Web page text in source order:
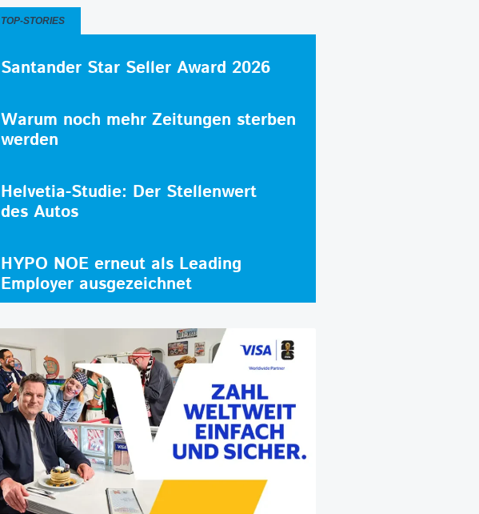
TOP-STORIES
Santander Star Seller Award 2026
Warum noch mehr Zeitungen sterben
werden
Helvetia-Studie: Der Stellenwert
des Autos
HYPO NOE erneut als Leading
Employer ausgezeichnet